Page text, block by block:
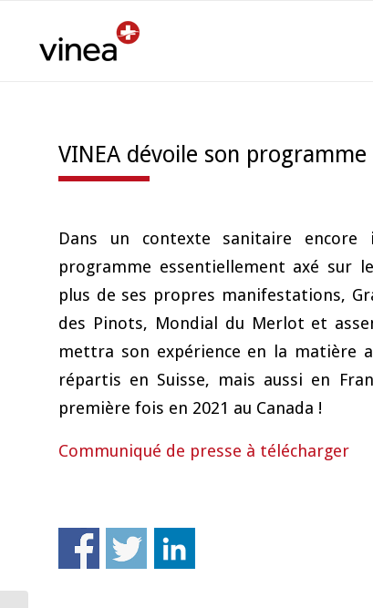
VINEA dévoile son
Dans un contexte sanitaire encore
programme essentiellement axé sur
plus de ses propres manifestations,
des Pinots, Mondial du Merlot et
mettra son expérience en la matière
répartis en Suisse, mais aussi en
première fois en 2021 au Canada !
Communiqué de presse à télécharger